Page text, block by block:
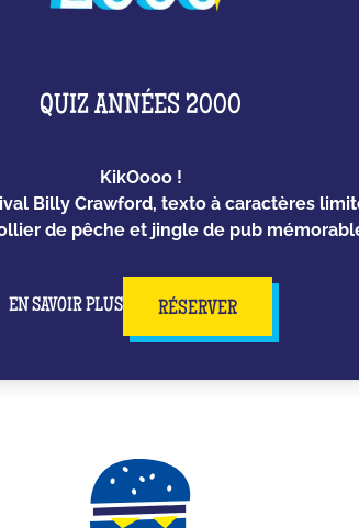
QUIZ ANNÉES 2000
KikOooo !
Billy Crawford, texto à caractères
de pêche et jingle de pub
EN SAVOIR PLUS RÉSERVER